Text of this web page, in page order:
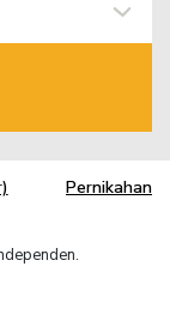
Pernikahan